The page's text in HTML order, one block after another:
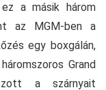
a másik három
az MGM-ben a
egy boxgálán,
Grand
a szárnyait